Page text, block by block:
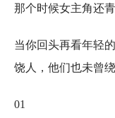
那个时候女主角还
当你回头再看年轻
饶人，他们也未曾绕
01